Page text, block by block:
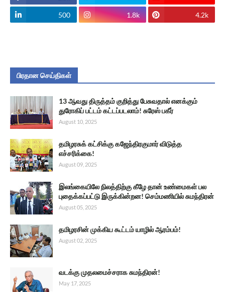
500 1.8k 4.2k
பிரதான செய்திகள்
13 ஆவது திருத்தம் குறித்து பேசுவதால் எனக்கும்
துரோகிப் பட்டம் கட்டப்படலாம்! சுரேஸ் பகீர்
August 10, 2025
தமிழரசுக் கட்சிக்கு கஜேந்திரகுமார் விடுத்த
எச்சரிக்கை!
August 09, 2025
இலங்கையிலே நிலத்திற்கு கீழே தான் உண்மைகள் பல
புதைக்கப்பட்டு இருக்கின்றன! செம்மணியில் சுமந்திரன்
August 05, 2025
தமிழரசின் முக்கிய கூட்டம் யாழில் ஆரம்பம்!
August 02, 2025
வடக்கு முதலமைச்சராக சுமந்திரன்!
May 17, 2025